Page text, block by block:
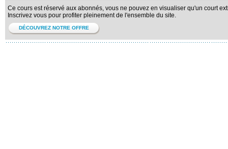
Ce cours est réservé aux abonnés, vous ne pouvez en visualiser qu'un court
Inscrivez vous pour profiter pleinement de l'ensemble du site.
DÉCOUVREZ NOTRE OFFRE